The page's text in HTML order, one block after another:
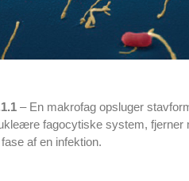
– En makrofag opsluger
fagocytiske system, fjerner
af en infektion.